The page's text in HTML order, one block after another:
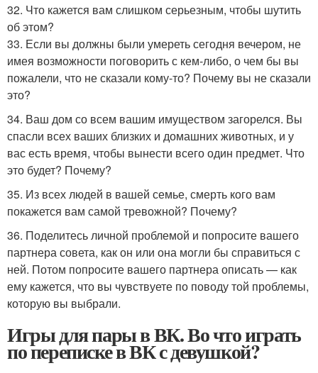
32. Что кажется вам слишком серьезным, чтобы шутить
об этом?
33. Если вы должны были умереть сегодня вечером, не
имея возможности поговорить с кем-либо, о чем бы вы
пожалели, что не сказали кому-то? Почему вы не сказали
это?
34. Ваш дом со всем вашим имуществом загорелся. Вы
спасли всех ваших близких и домашних животных, и у
вас есть время, чтобы вынести всего один предмет. Что
это будет? Почему?
35. Из всех людей в вашей семье, смерть кого вам
покажется вам самой тревожной? Почему?
36. Поделитесь личной проблемой и попросите вашего
партнера совета, как он или она могли бы справиться с
ней. Потом попросите вашего партнера описать — как
ему кажется, что вы чувствуете по поводу той проблемы,
которую вы выбрали.
Игры для пары в ВК. Во что играть
по переписке в ВК с девушкой?